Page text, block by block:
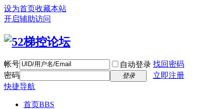
设为首页收藏本站
开启辅助访问
帐号 自动登录 找回密码
密码
登录
立即注册
快捷导航
首页BBS